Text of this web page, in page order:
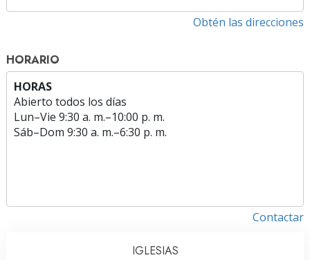
Obtén las direcciones
HORARIO
HORAS
Abierto todos los días
Lun–Vie 9:30 a. m.–10:00 p. m.
Sáb–Dom 9:30 a. m.–6:30 p. m.
Contactar
IGLESIAS